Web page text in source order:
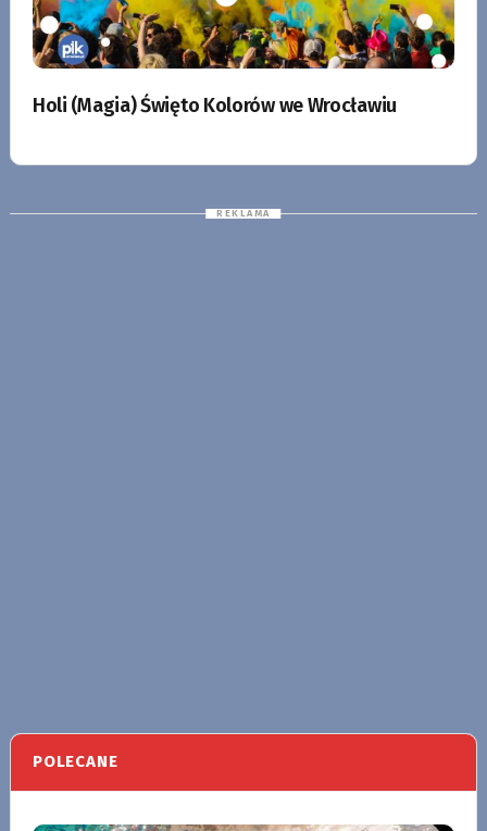
Holi (Magia) Święto Kolorów we Wrocławiu
POLECANE